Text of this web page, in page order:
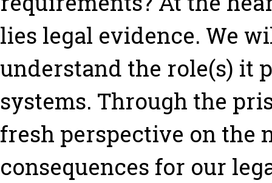
lies legal evidence. We
understand the role(s) it
systems. Through the
fresh perspective on the
consequences for our